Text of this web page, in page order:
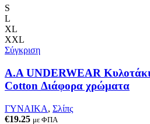
μπορούν
επιλεγούν
στη
σελίδα
προϊόντος
S
L
XL
XXL
Σύγκριση
A.A UNDERWEAR
Cotton Διάφορα χρώματα
ΓΥΝΑΙΚΑ, Σλίπς
€19.25 με ΦΠΑ